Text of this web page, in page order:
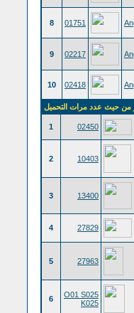
8 01751
9 02217
10 02418
1 02450
2 10403
3 13400
4 27829
5 27963
6
O01 S025
K025